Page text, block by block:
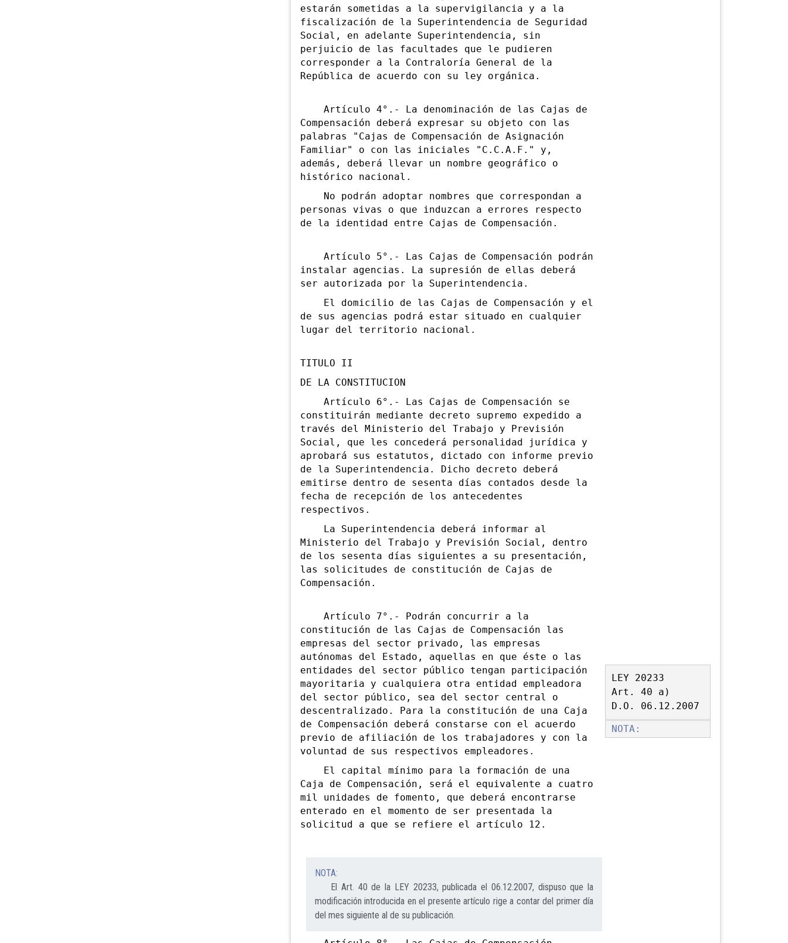
estarán sometidas a la supervigilancia y a la
fiscalización de la Superintendencia de Seguridad
Social, en adelante Superintendencia, sin
perjuicio de las facultades que le pudieren
corresponder a la Contraloría General de la
República de acuerdo con su ley orgánica.
Artículo 4°.- La denominación de las Cajas de
Compensación deberá expresar su objeto con las
palabras "Cajas de Compensación de Asignación
Familiar" o con las iniciales "C.C.A.F." y,
además, deberá llevar un nombre geográfico o
histórico nacional.
No podrán adoptar nombres que correspondan a
personas vivas o que induzcan a errores respecto
de la identidad entre Cajas de Compensación.
Artículo 5°.- Las Cajas de Compensación podrán
instalar agencias. La supresión de ellas deberá
ser autorizada por la Superintendencia.
El domicilio de las Cajas de Compensación y el
de sus agencias podrá estar situado en cualquier
lugar del territorio nacional.
TITULO II
DE LA CONSTITUCION
Artículo 6°.- Las Cajas de Compensación se
constituirán mediante decreto supremo expedido a
través del Ministerio del Trabajo y Previsión
Social, que les concederá personalidad jurídica y
aprobará sus estatutos, dictado con informe previo
de la Superintendencia. Dicho decreto deberá
emitirse dentro de sesenta días contados desde la
fecha de recepción de los antecedentes
respectivos.
La Superintendencia deberá informar al
Ministerio del Trabajo y Previsión Social, dentro
de los sesenta días siguientes a su presentación,
las solicitudes de constitución de Cajas de
Compensación.
Artículo 7°.- Podrán concurrir a la
constitución de las Cajas de Compensación las
empresas del sector privado, las empresas
autónomas del Estado, aquellas en que éste o las
entidades del sector público tengan
LEY 20233
Art. 40 a)
D.O. 06.12.2007
participación
mayoritaria y cualquiera otra entidad empleadora
del sector público, sea del sector central o
descentralizado.
NOTA:
Para la constitución de una Caja
de Compensación deberá constarse con el acuerdo
previo de afiliación de los trabajadores y con la
voluntad de sus respectivos empleadores.
El capital mínimo para la formación de una
Caja de Compensación, será el equivalente a cuatro
mil unidades de fomento, que deberá encontrarse
enterado en el momento de ser presentada la
solicitud a que se refiere el artículo 12.
NOTA:
El Art. 40 de la LEY 20233, publicada el 06.12.2007, dispuso que la
modificación introducida en el presente artículo rige a contar del primer día
del mes siguiente al de su publicación.